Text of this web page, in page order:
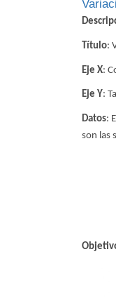
Título:
Eje X:
Eje Y:
Datos:
son las